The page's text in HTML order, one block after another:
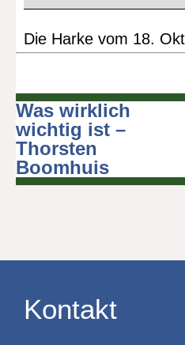
der sich – mit dem
Mittel Tischtennis
– überwiegend
Parkinson und
deren Angehörige
kümmert.
Die Harke vom 18.
Was wirklich
wichtig ist –
Thorsten
Boomhuis
Kontakt